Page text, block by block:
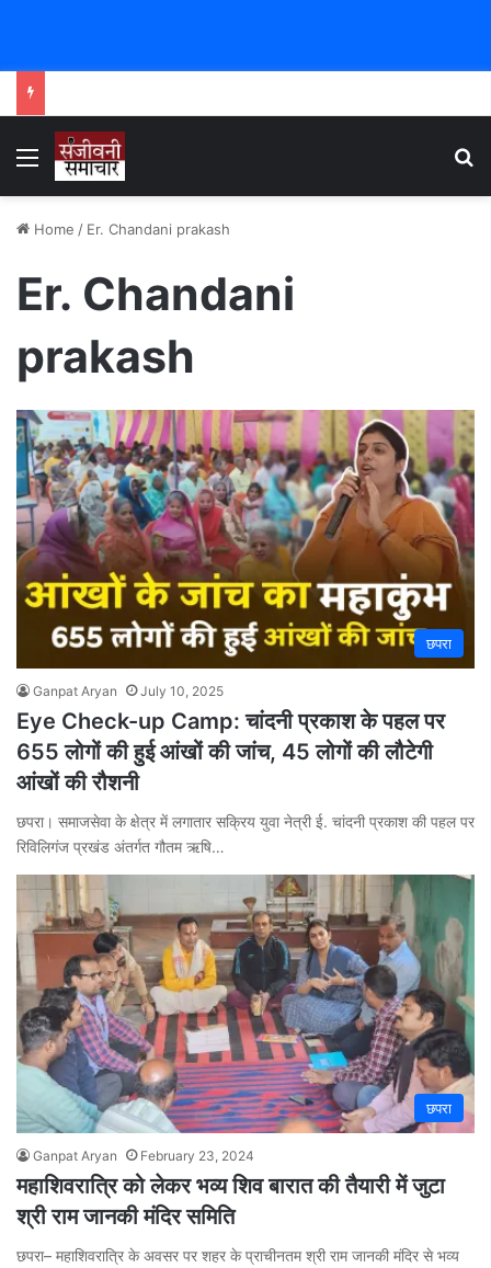
Menu
Home / Er. Chandani prakash
Er. Chandani
prakash
छपरा
Ganpat Aryan July 10, 2025
Eye Check-up Camp: चांदनी प्रकाश के पहल पर
655 लोगों की हुई आंखों की जांच, 45 लोगों की लौटेगी
आंखों की रौशनी
छपरा। समाजसेवा के क्षेत्र में लगातार सक्रिय युवा नेत्री ई. चांदनी प्रकाश की पहल पर
रिविलिगंज प्रखंड अंतर्गत गौतम ऋषि…
छपरा
Ganpat Aryan February 23, 2024
महाशिवरात्रि को लेकर भव्य शिव बारात की तैयारी में जुटा
श्री राम जानकी मंदिर समिति
छपरा– महाशिवरात्रि के अवसर पर शहर के प्राचीनतम श्री राम जानकी मंदिर से भव्य